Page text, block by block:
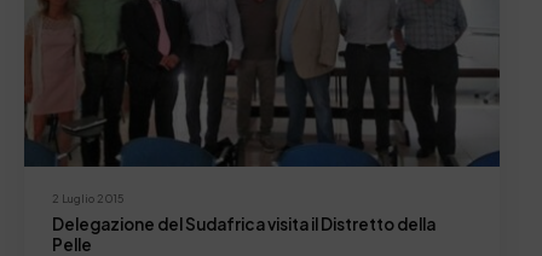
2 Luglio 2015
Delegazione del Sudafrica visita il Distretto della
Pelle